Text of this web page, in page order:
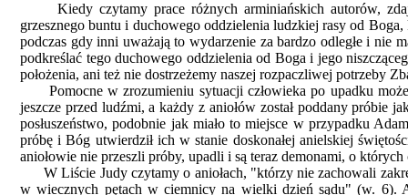
Kiedy czytamy prace różnych arminiańskich autorów,
grzesznego buntu i duchowego oddzielenia ludzkiej rasy od
podczas gdy inni uważają to wydarzenie za bardzo odległe i nie
podkreślać tego duchowego oddzielenia od Boga i jego
położenia, ani też nie dostrzeżemy naszej rozpaczliwej potrzeby
Pomocne w zrozumieniu sytuacji człowieka po upadku
jeszcze przed ludźmi, a każdy z aniołów został poddany próbie
posłuszeństwo, podobnie jak miało to miejsce w przypadku
próbę i Bóg utwierdził ich w stanie doskonałej anielskiej
aniołowie nie przeszli próby, upadli i są teraz demonami, o
W Liście Judy czytamy o aniołach, "którzy nie zachowali
w wiecznych pętach w ciemnicy na wielki dzień sądu" (w. 6).